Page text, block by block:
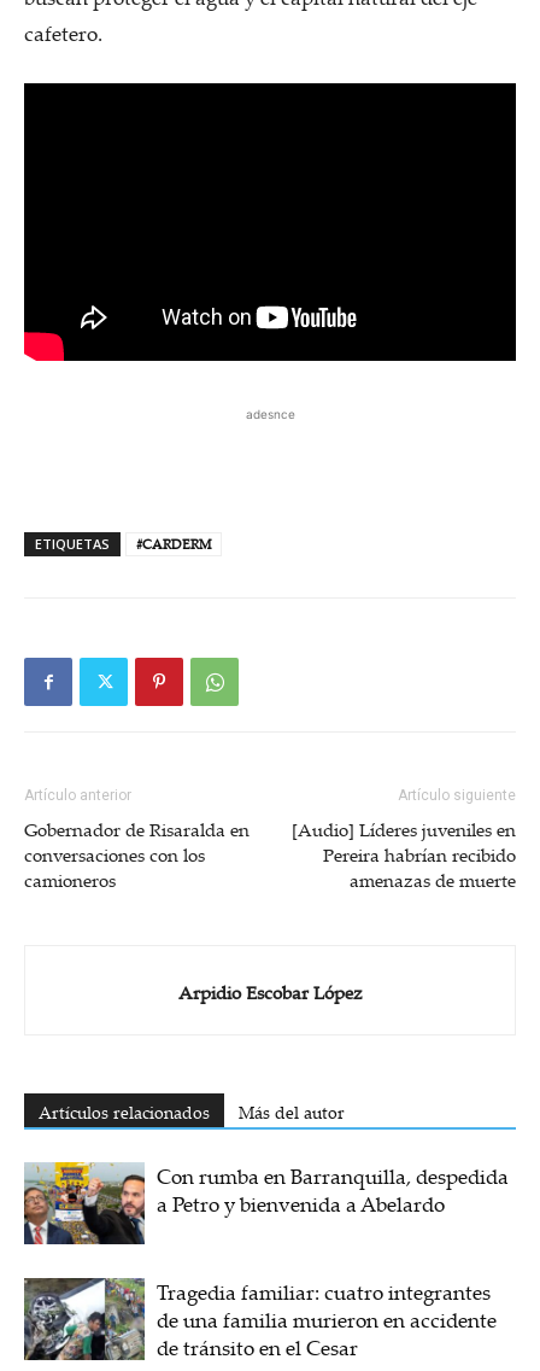
cafetero.
adesnce
ETIQUETAS #CARDERM
Artículo anterior
Gobernador de Risaralda en
conversaciones con los
camioneros
Artículo siguiente
[Audio] Líderes juveniles en
Pereira habrían recibido
amenazas de muerte
Arpidio Escobar López
Artículos relacionados Más del autor
Con rumba en Barranquilla, despedida
a Petro y bienvenida a Abelardo
Tragedia familiar: cuatro integrantes
de una familia murieron en accidente
de tránsito en el Cesar